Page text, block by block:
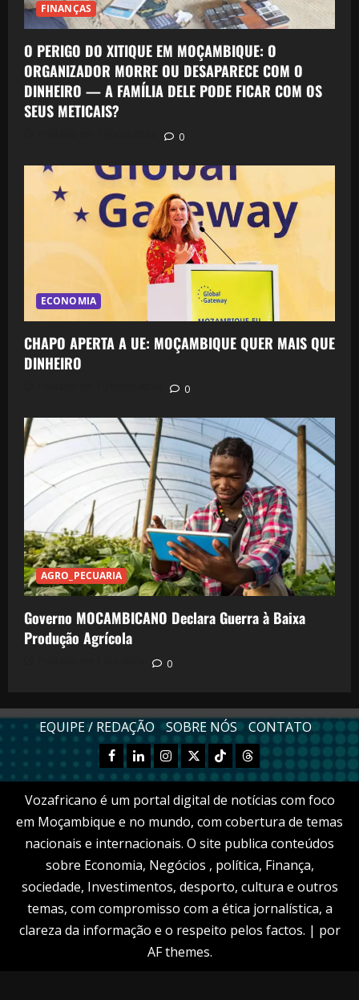
FINANÇAS
O PERIGO DO XITIQUE EM MOÇAMBIQUE: O
ORGANIZADOR MORRE OU DESAPARECE COM O
DINHEIRO — A FAMÍLIA DELE PODE FICAR COM OS
SEUS METICAIS?
0
ECONOMIA
CHAPO APERTA A UE: MOÇAMBIQUE QUER MAIS QUE
DINHEIRO
0
AGRO_PECUARIA
Governo MOCAMBICANO Declara Guerra à Baixa
Produção Agrícola
0
EQUIPE / REDAÇÃO SOBRE NÓS CONTATO
Facebook
LinkednInstagram
X TikTokThreads
Vozafricano é um portal digital de notícias com foco
em Moçambique e no mundo, com cobertura de temas
nacionais e internacionais. O site publica conteúdos
sobre Economia, Negócios , política, Finança,
sociedade, Investimentos, desporto, cultura e outros
temas, com compromisso com a ética jornalística, a
clareza da informação e o respeito pelos factos. | por
AF themes.